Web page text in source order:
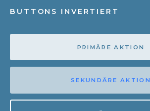
BUTTONS INVERTIERT
PRIMÄRE AKTION
SEKUNDÄRE AKTION